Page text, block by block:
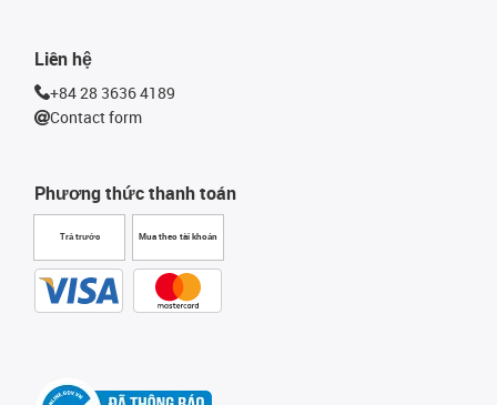
Phương thức thanh toán
Trả trước Mua theo tài khoản
Liên hệ
+84 28 3636 4189
Contact form